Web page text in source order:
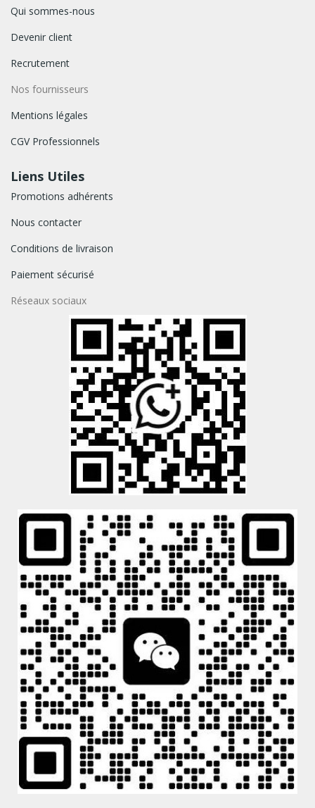
Qui sommes-nous
Devenir client
Recrutement
Nos fournisseurs
Mentions légales
CGV Professionnels
Liens Utiles
Promotions adhérents
Nous contacter
Conditions de livraison
Paiement sécurisé
Réseaux sociaux